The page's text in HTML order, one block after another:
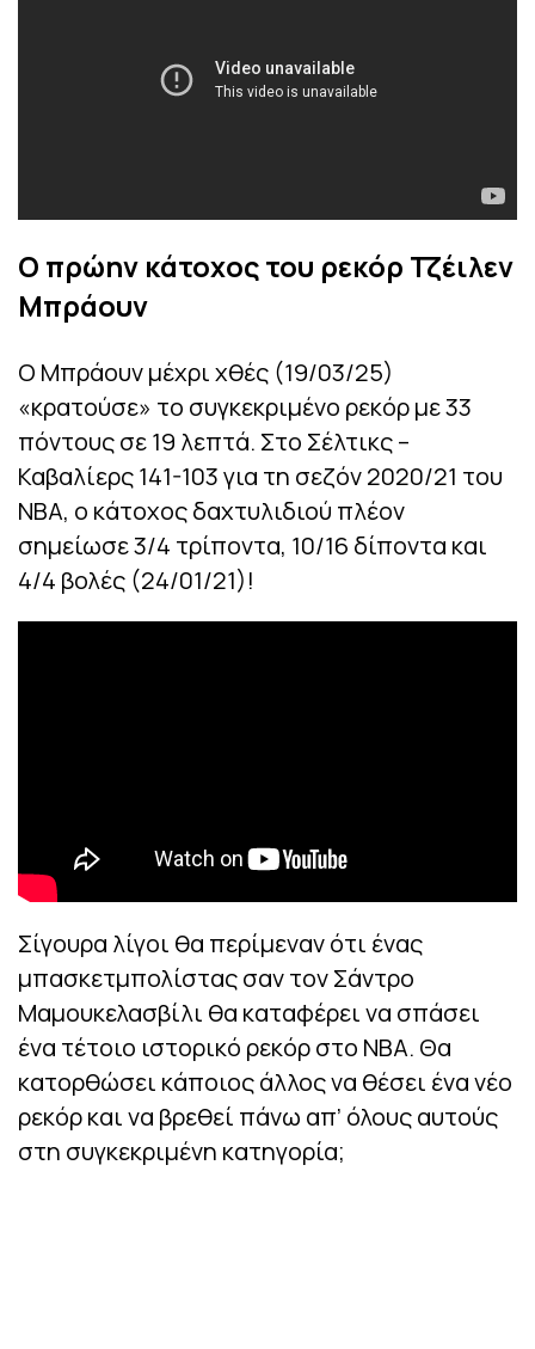
Ο πρώην κάτοχος του ρεκόρ Τζέιλεν
Μπράουν
Ο Μπράουν μέχρι χθές (19/03/25)
«κρατούσε» το συγκεκριμένο ρεκόρ με 33
πόντους σε 19 λεπτά. Στο Σέλτικς –
Καβαλίερς 141-103 για τη σεζόν 2020/21 του
NBA, ο κάτοχος δαχτυλιδιού πλέον
σημείωσε 3/4 τρίποντα, 10/16 δίποντα και
4/4 βολές (24/01/21)!
Σίγουρα λίγοι θα περίμεναν ότι ένας
μπασκετμπολίστας σαν τον Σάντρο
Μαμουκελασβίλι θα καταφέρει να σπάσει
ένα τέτοιο ιστορικό ρεκόρ στο NBA. Θα
κατορθώσει κάποιος άλλος να θέσει ένα νέο
ρεκόρ και να βρεθεί πάνω απ’ όλους αυτούς
στη συγκεκριμένη κατηγορία;